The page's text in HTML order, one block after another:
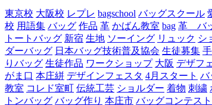
東京校 大阪校 レプレ bagschool バッグスクール
校 用語集 バッグ 作品 革 かばん教室 bag 革 バ
トートバッグ 新宿 生地 ソーイング リュック シ
ダーバッグ 日本バッグ技術普及協会 生徒募集
りバッグ 生徒作品 ワークショップ 大阪 デザフ
がま口 本庄絣 デザインフェスタ 4月スタート バ
教室 コレド室町 伝統工芸 ショルダー 着物 刺繍
トンバッグ バッグ作り 本庄市 バッグコンテスト